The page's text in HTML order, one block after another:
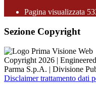
Pagina visualizzata
Sezione Copyright
Copyright 2026 |
Parma S.p.A. | Divisione
Disclaimer trattamento dati